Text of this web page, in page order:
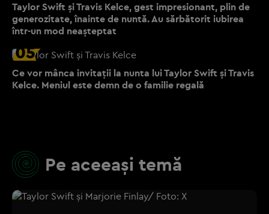
Taylor Swift și Travis Kelce, gest impresionant, plin de
generozitate, înainte de nuntă. Au sărbătorit iubirea
într-un mod neașteptat
05
Ce vor mânca invitații la nunta lui Taylor Swift și Travis
Kelce. Meniul este demn de o familie regală
Pe aceeași temă